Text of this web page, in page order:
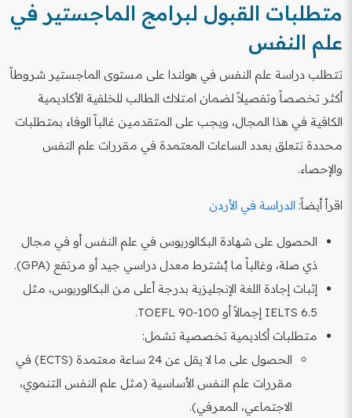
متطلبات القبول لبرامج الماجستير في
علم النفس
تتطلب دراسة علم النفس في هولندا على مستوى الماجستير شروطاً
أكثر تخصصاً وتفصيلاً لضمان امتلاك الطالب للخلفية الأكاديمية
الكافية في هذا المجال، ويجب على المتقدمين غالباً الوفاء بمتطلبات
محددة تتعلق بعدد الساعات المعتمدة في مقررات علم النفس
والإحصاء.
اقرأ أيضاً: الدراسة في الأردن
الحصول على شهادة البكالوريوس في علم النفس أو في مجال
ذي صلة، وغالباً ما يُشترط معدل دراسي جيد أو مرتفع (GPA).
إثبات إجادة اللغة الإنجليزية بدرجة أعلى من البكالوريوس، مثل
IELTS 6.5 إجمالاً أو TOEFL 90-100.
متطلبات أكاديمية تخصصية تشمل:
الحصول على ما لا يقل عن 24 ساعة معتمدة (ECTS) في
مقررات علم النفس الأساسية (مثل علم النفس التنموي،
الاجتماعي، المعرفي).